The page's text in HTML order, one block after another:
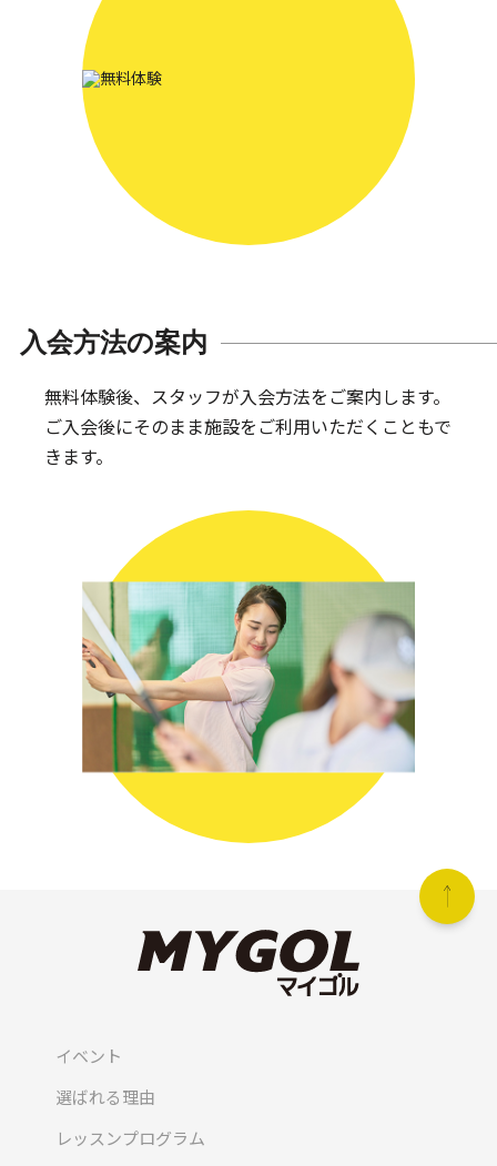
入会方法の案内
無料体験後、スタッフが入会方法をご案内します。
ご入会後にそのまま施設をご利用いただくこともで
きます。
イベント
選ばれる理由
レッスンプログラム